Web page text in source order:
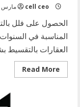
cell ceo مارس 5, 2025
الحصول على فلل
المناسبة في
العقارات بالتقسيط
Read More
Read
more